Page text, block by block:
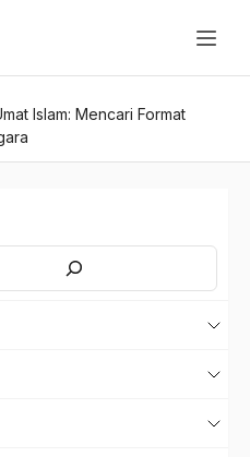
Islam: Mencari Format